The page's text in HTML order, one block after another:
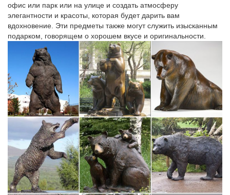
Статуэтки – символ 2018 года – Собака – покупайте в Москве
по…
Приобрести товары из раздела Статуэтки – символ 2018 года
– Собака, по низкой | оптовой цене можно в нашем интернет –
магазине Фабрика Желаний. Широкий ассортимент.
Фигурки и статуэтки
Размер: 11х4х11,5 см. В коллекции «Английский кабинет»
представлены предметы интерьера и декора выполненные в
оригинальном благородном стиле. В основе коллекции
фигурки животных в старинных костюмах. Здесь Вы купите
статуэтку собаки сэра…
Статуэтки собак | МЕНЮ МАГАЗИНА
Собака 2118_GE. Фигурка собаки символизирует собой…
2600,00 руб. Описание товара. Рейтинг: Нет рейтинга. Собака
2122_GE.Посетите раздел ссылок в котором можно выбрать
офис или парк или на улице и создать атмосферу
элегантности и красоты, которая будет дарить вам
вдохновение. Эти предметы также могут служить изысканным
подарком, говорящем о хорошем вкусе и оригинальности.